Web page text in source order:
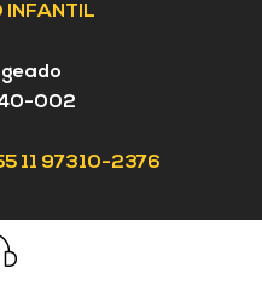
INFANTIL
002
11 97310-2376